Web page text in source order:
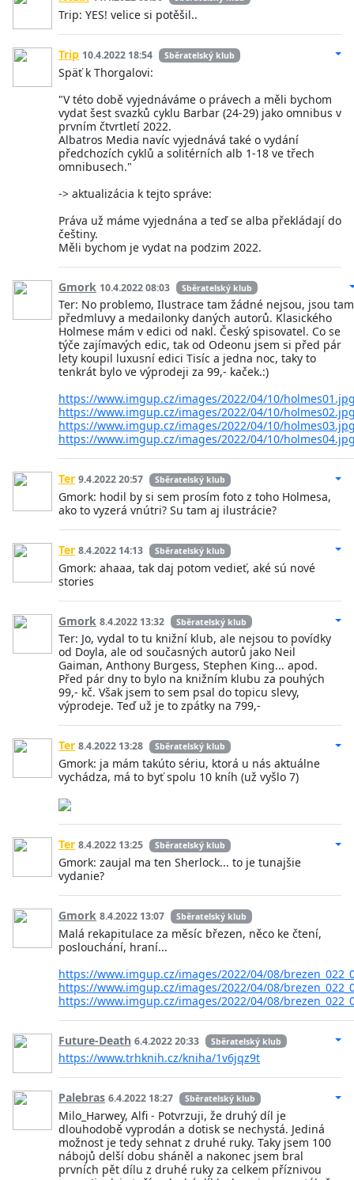
Trip: YES! velice si potěšil..
Trip 10.4.2022 18:54 Sběratelský klub
Späť k Thorgalovi:
"V této době vyjednáváme o právech a měli bychom
vydat šest svazků cyklu Barbar (24-29) jako omnibus v
prvním čtvrtletí 2022.
Albatros Media navíc vyjednává také o vydání
předchozích cyklů a solitérních alb 1-18 ve třech
omnibusech."
-> aktualizácia k tejto správe:
Práva už máme vyjednána a teď se alba překládají do
češtiny.
Měli bychom je vydat na podzim 2022.
Gmork 10.4.2022 08:03 Sběratelský klub
Ter: No problemo, Ilustrace tam žádné nejsou, jsou tam
předmluvy a medailonky daných autorů. Klasického
Holmese mám v edici od nakl. Český spisovatel. Co se
týče zajímavých edic, tak od Odeonu jsem si před pár
lety koupil luxusní edici Tisíc a jedna noc, taky to
tenkrát bylo ve výprodeji za 99,- kaček.:)
https://www.imgup.cz/images/2022/04/10/
https://www.imgup.cz/images/2022/04/10/
https://www.imgup.cz/images/2022/04/10/
https://www.imgup.cz/images/2022/04/10/
Ter 9.4.2022 20:57 Sběratelský klub
Gmork: hodil by si sem prosím foto z toho Holmesa,
ako to vyzerá vnútri? Su tam aj ilustrácie?
Ter 8.4.2022 14:13 Sběratelský klub
Gmork: ahaaa, tak daj potom vedieť, aké sú nové
stories
Gmork 8.4.2022 13:32 Sběratelský klub
Ter: Jo, vydal to tu knižní klub, ale nejsou to povídky
od Doyla, ale od současných autorů jako Neil
Gaiman, Anthony Burgess, Stephen King... apod.
Před pár dny to bylo na knižním klubu za pouhých
99,- kč. Však jsem to sem psal do topicu slevy,
výprodeje. Teď už je to zpátky na 799,-
Ter 8.4.2022 13:28 Sběratelský klub
Gmork: ja mám takúto sériu, ktorá u nás aktuálne
vychádza, má to byť spolu 10 kníh (už vyšlo 7)
Ter 8.4.2022 13:25 Sběratelský klub
Gmork: zaujal ma ten Sherlock... to je tunajšie
vydanie?
Gmork 8.4.2022 13:07 Sběratelský klub
Malá rekapitulace za měsíc březen, něco ke čtení,
poslouchání, hraní...
https://www.imgup.cz/images/2022/04/08/
https://www.imgup.cz/images/2022/04/08/
https://www.imgup.cz/images/2022/04/08/
Future-Death 6.4.2022 20:33 Sběratelský klub
https://www.trhknih.cz/kniha/1v6jqz9t
Palebras 6.4.2022 18:27 Sběratelský klub
Milo_Harwey, Alfi - Potvrzuji, že druhý díl je
dlouhodobě vyprodán a dotisk se nechystá. Jediná
možnost je tedy sehnat z druhé ruky. Taky jsem 100
nábojů delší dobu sháněl a nakonec jsem bral
prvních pět dílu z druhé ruky za celkem příznivou